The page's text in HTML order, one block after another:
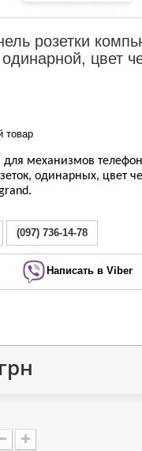
розетки
цвет
товар
для механизмов
одинарных, цвет
(097) 736-14-78
Написать в Viber